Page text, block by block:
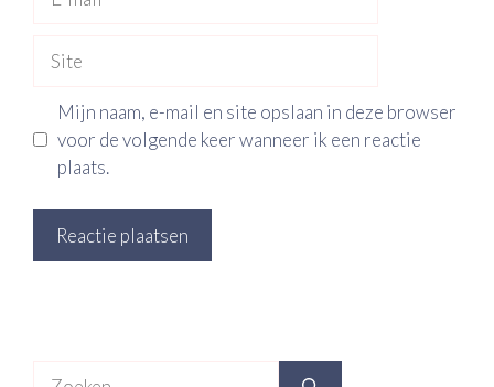
mail
Mijn naam, e-mail en site opslaan in deze browser
voor de volgende keer wanneer ik een reactie
plaats.